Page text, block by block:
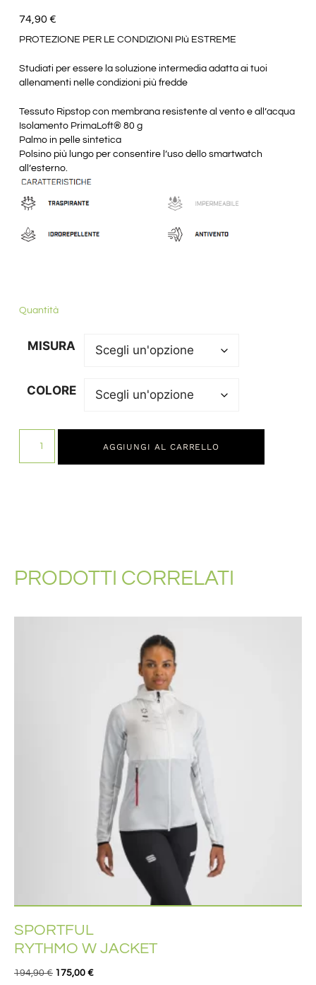
74,90 €
PROTEZIONE PER LE CONDIZIONI PIù ESTREME
Studiati per essere la soluzione intermedia adatta ai tuoi
allenamenti nelle condizioni più fredde
Tessuto Ripstop con membrana resistente al vento e all’acqua
Isolamento PrimaLoft® 80 g
Palmo in pelle sintetica
Polsino più lungo per consentire l’uso dello smartwatch
all’esterno.
Quantità
MISURA
COLORE
AGGIUNGI AL CARRELLO
PRODOTTI CORRELATI
SPORTFUL
RYTHMO W JACKET
194,90€ 175,00 €